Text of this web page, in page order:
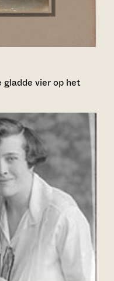
gladde vier op het